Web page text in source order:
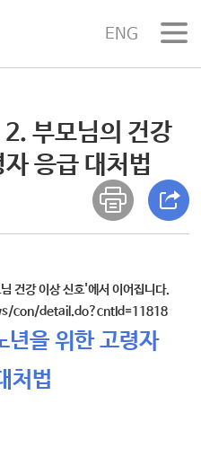
ENG
부모님의 건강
응급 대처법
건강 이상 신호'에서 이어집니다.
con/detail.do?cntId=11818
년을 위한 고령자
처법